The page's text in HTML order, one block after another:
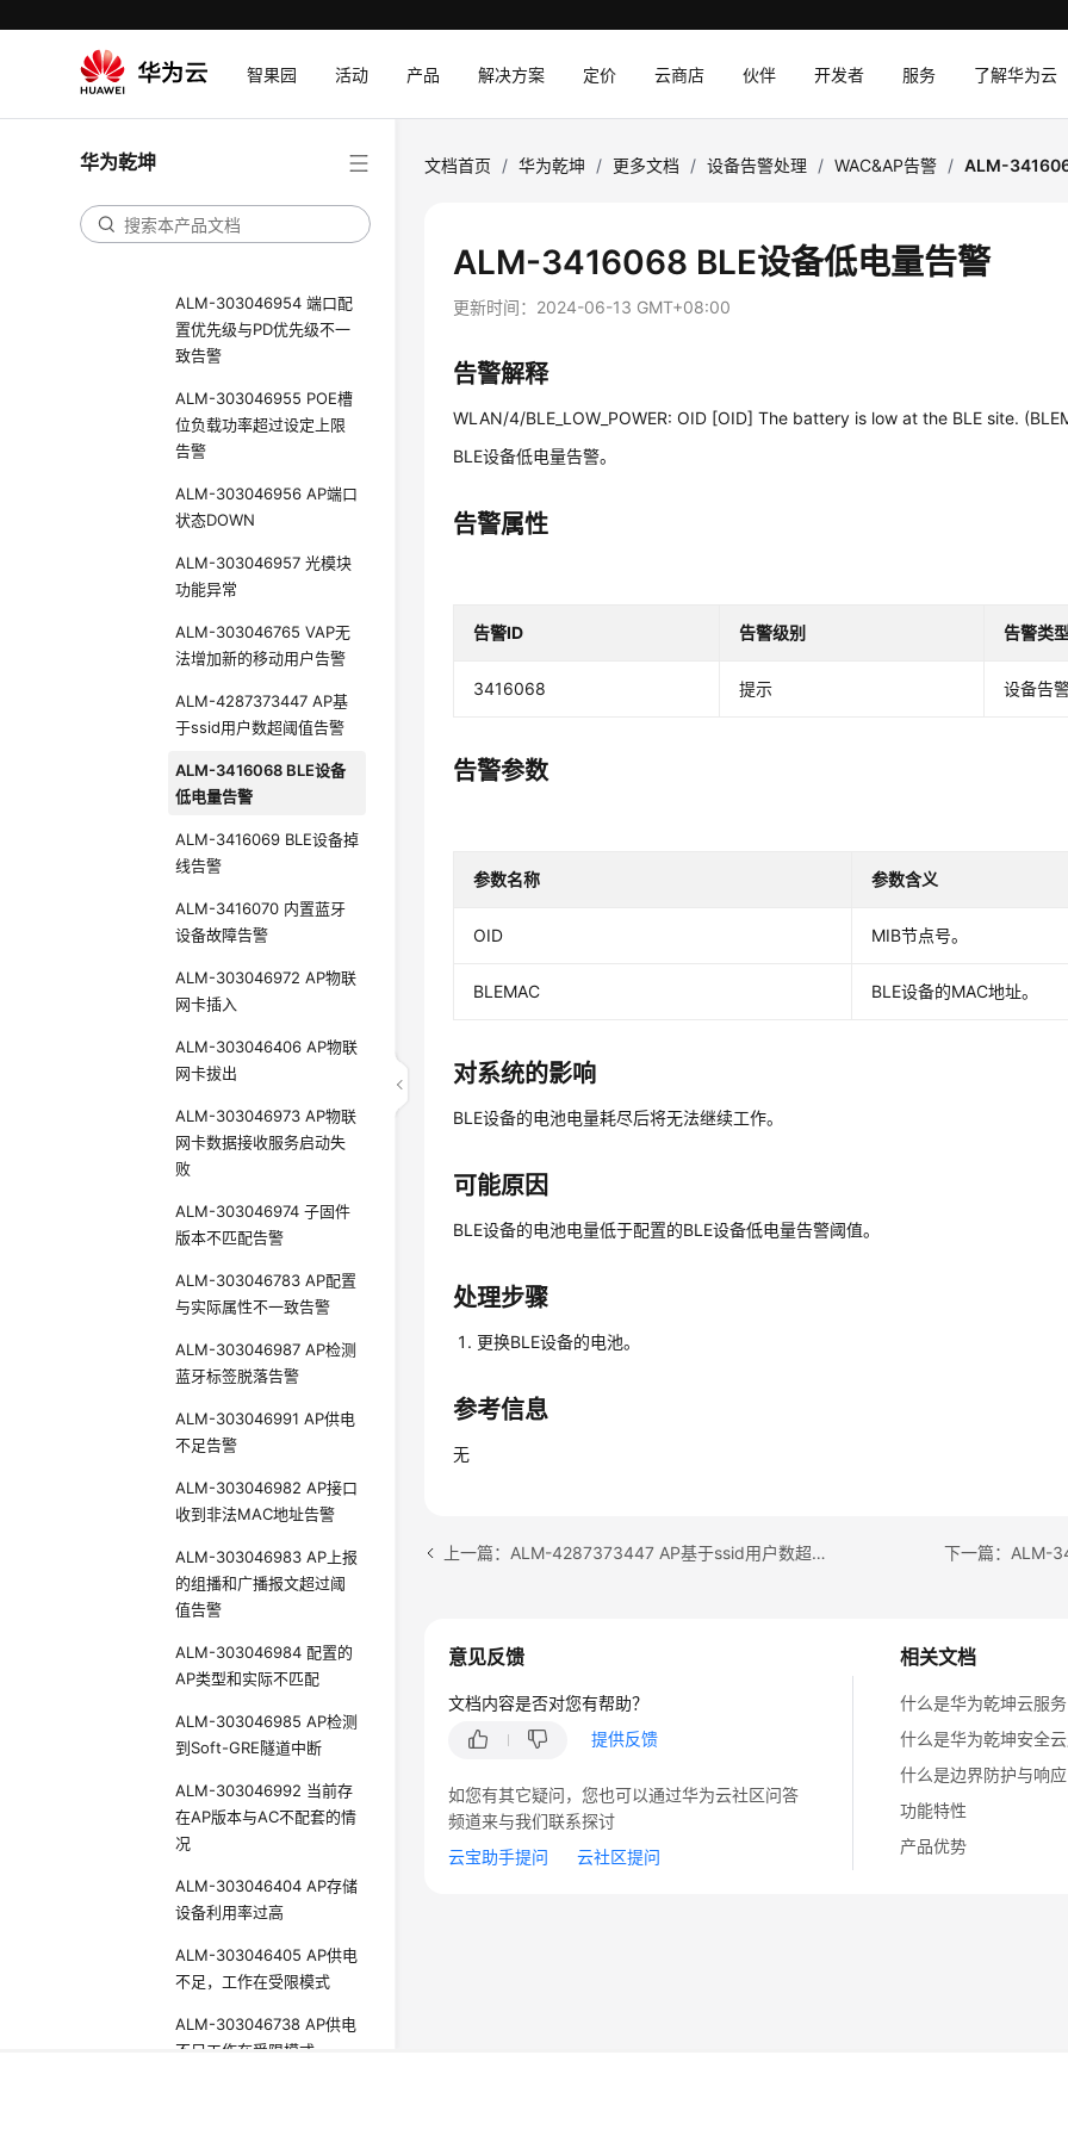
智果园 活动 产品 解决方案 定价 云商店 伙伴 开发者 服务 了解华为云
华为乾坤
ALM-303046402 PoE接
测到PD连接
ALM-303046407 PD从端
ALM-303046943 端口检
ALM-303046954 端口配
置优先级与PD优先级不一
致告警
ALM-303046955 POE槽
位负载功率超过设定上限
告警
ALM-303046956 AP端口
状态DOWN
ALM-303046957 光模块
功能异常
ALM-303046765 VAP无
法增加新的移动用户告警
ALM-4287373447 AP基
于ssid用户数超阈值告警
ALM-3416068 BLE设备
低电量告警
ALM-3416069 BLE设备掉
线告警
ALM-3416070 内置蓝牙
设备故障告警
ALM-303046972 AP物联
网卡插入
ALM-303046406 AP物联
网卡拔出
ALM-303046973 AP物联
网卡数据接收服务启动失
败
ALM-303046974 子固件
版本不匹配告警
ALM-303046783 AP配置
与实际属性不一致告警
ALM-303046987 AP检测
蓝牙标签脱落告警
ALM-303046991 AP供电
不足告警
ALM-303046982 AP接口
收到非法MAC地址告警
ALM-303046983 AP上报
的组播和广播报文超过阈
值告警
ALM-303046984 配置的
AP类型和实际不匹配
ALM-303046985 AP检测
到Soft-GRE隧道中断
ALM-303046992 当前存
在AP版本与AC不配套的情
况
ALM-303046404 AP存储
设备利用率过高
ALM-303046405 AP供电
不足，工作在受限模式
ALM-303046738 AP供电
不足工作在受限模式
文档首页 / 华为乾坤 / 更多文档 / 设备告警处理 / WAC&AP告警 / ALM-
ALM-3416068 BLE设备低电量告警
更新时间： 2024-06-13 GMT+08:00
告警解释
WLAN/4/BLE_LOW_POWER: OID [OID] The battery is low at the BLE site.
BLE设备低电量告警。
告警属性
告警ID 告警级别 告警类
3416068 提示 设备告
告警参数
参数名称 参数含义
OID MIB节点号。
BLEMAC BLE设备的MAC地址。
对系统的影响
BLE设备的电池电量耗尽后将无法继续工作。
可能原因
BLE设备的电池电量低于配置的BLE设备低电量告警阈值。
处理步骤
更换BLE设备的电池。
参考信息
无
上一篇：ALM-4287373447 AP基于ssid用户数超阈值告警 下一篇：ALM-
相关文档
什么是华为乾坤云服务
什么是华为乾坤安全
什么是边界防护与响应
功能特性
产品优势
意见反馈
文档内容是否对您有帮助？
提供反馈
如您有其它疑问，您也可以通过华为云社区问答
频道来与我们联系探讨
云宝助手提问
云社区提问